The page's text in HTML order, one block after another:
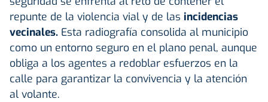
repunte de la violencia vial y de las incidencias
vecinales. Esta radiografía consolida al municipio
como un entorno seguro en el plano penal, aunque
obliga a los agentes a redoblar esfuerzos en la
calle para garantizar la convivencia y la atención
al volante.